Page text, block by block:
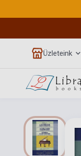
Üzleteink